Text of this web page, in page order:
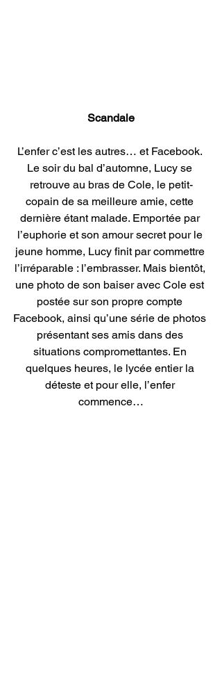
Scandale
L’enfer c’est les autres… et Facebook.
Le soir du bal d’automne, Lucy se
retrouve au bras de Cole, le petit-
copain de sa meilleure amie, cette
dernière étant malade. Emportée par
l’euphorie et son amour secret pour le
jeune homme, Lucy finit par commettre
l’irréparable : l’embrasser. Mais bientôt,
une photo de son baiser avec Cole est
postée sur son propre compte
Facebook, ainsi qu’une série de photos
présentant ses amis dans des
situations compromettantes. En
quelques heures, le lycée entier la
déteste et pour elle, l’enfer
commence…